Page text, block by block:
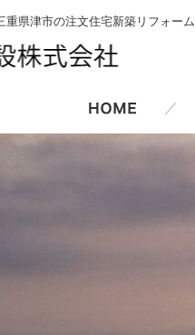
県津市の注文住宅新築リフォーム
／